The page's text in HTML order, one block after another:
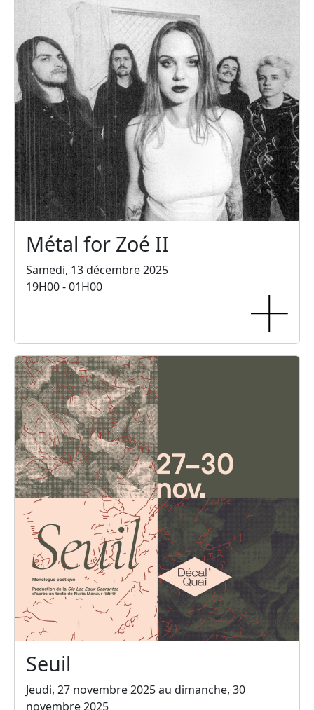
Métal for Zoé II
Samedi, 13 décembre 2025
19H00 - 01H00
Seuil
Jeudi, 27 novembre 2025 au dimanche, 30
novembre 2025